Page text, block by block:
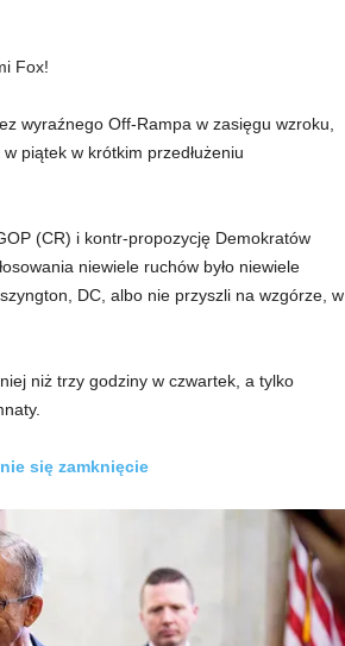
Fox!
wyraźnego Off-Rampa w zasięgu wzroku,
piątek w krótkim przedłużeniu
(CR) i kontr-propozycję Demokratów
niewiele ruchów było niewiele
DC, albo nie przyszli na wzgórze, w
niż trzy godziny w czwartek, a tylko
się zamknięcie